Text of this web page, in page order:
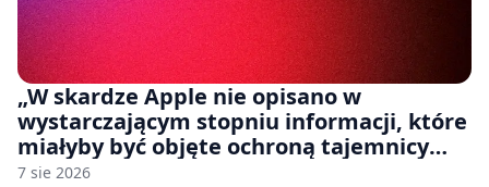
„W skardze Apple nie opisano w
wystarczającym stopniu informacji, które
miałyby być objęte ochroną tajemnicy
handlowej”. OpenAI żąda odrzucenia
7 sie 2026